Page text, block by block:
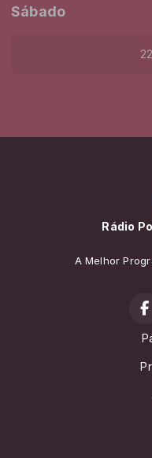
Sábado
Rádio
A Melhor